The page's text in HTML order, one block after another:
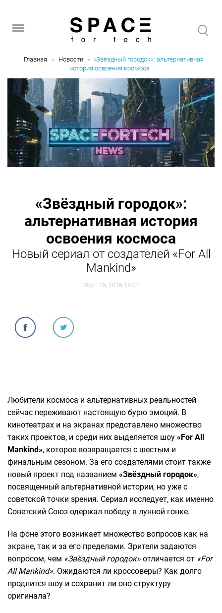
Главная Новости
«Звёздный городок»: альтернативная
история освоения космоса
«Звёздный городок»:
альтернативная история
освоения космоса
Новый сериал от создателей «For All
Mankind»
Март 25, 2026 18:07
Любители космоса и альтернативных реальностей
сейчас переживают настоящую бурю эмоций. В
кинотеатрах и на экранах представлено множество
таких проектов, и среди них выделяется шоу «For All
Mankind», которое возвращается с шестым и
финальным сезоном. За его создателями стоит также
новый проект под названием «Звёздный городок»,
посвященный альтернативной истории, но уже с
советской точки зрения. Сериал исследует, как именно
Советский Союз одержал победу в лунной гонке.
На фоне этого возникает множество вопросов как на
экране, так и за его пределами. Зрители задаются
вопросом, чем «Звёздный городок» отличается от «For
All Mankind». Ожидаются ли кроссоверы? Как долго
продлится шоу и сохранит ли оно структуру
оригинала?